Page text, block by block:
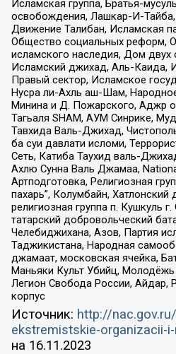
Исламская группа, Братья-
освобождения, Лашкар-И-Тайба,
Движение Талибан, Исламская
Общество социальных реформ,
исламского наследия, Дом
Исламский джихад, Аль-Каида,
Правый сектор, Исламское
Нусра ли-Ахль аш-Шам,
Минина и Д. Пожарского, Аджр
Тагьаля SHAM, АУМ Синрике,
Тавхида Валь-Джихад,
ба суи давлати исломи,
Сеть, Катиба Таухид валь-
Ахлю Сунна Валь Джамаа,
Артподготовка, Религиозная
пахарь”, Колумбайн,
религиозная группа п. Кушкуль
татарский добровольческий
Челебиджихана, Азов, Партия
Таджикистана, Народная
джамаат, московская ячейка,
Маньяки Культ Убийц,
Легион Свобода России, Айдар,
корпус
Источник: http://
ekstremistskie-organizacii-i-
на 16.11.2023